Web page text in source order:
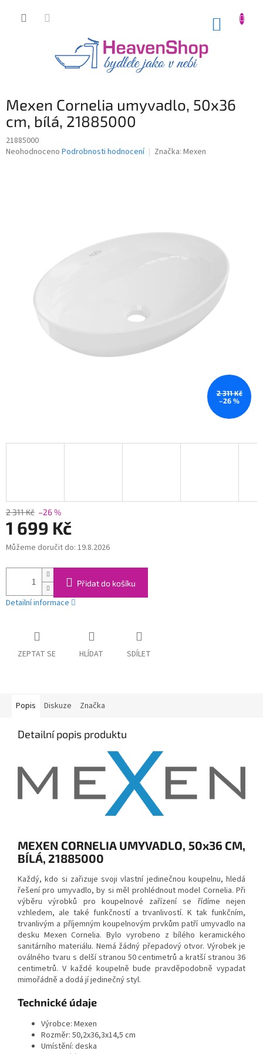
Mexen Cornelia umyvadlo, 50x36
cm, bílá, 21885000
21885000
Průměrné
Neohodnoceno Podrobnosti hodnocení Značka: Mexen
2 311 Kč
–26 %
2 311 Kč –26 %
1 699 Kč
Měrná
Můžeme doručit do: 19.8.2026
Přidat do košíku
Detailní informace
ZEPTAT SE HLÍDAT SDÍLET
Popis Diskuze Značka
Detailní popis produktu
MEXEN CORNELIA UMYVADLO, 50x36 CM,
BÍLÁ, 21885000
Každý, kdo si zařizuje svoji vlastní jedinečnou koupelnu, hledá
řešení pro umyvadlo, by si měl prohlédnout model Cornelia. Při
výběru výrobků pro koupelnové zařízení se řídíme nejen
vzhledem, ale také funkčností a trvanlivostí. K tak funkčním,
trvanlivým a příjemným koupelnovým prvkům patří umyvadlo na
desku Mexen Cornelia. Bylo vyrobeno z bílého keramického
sanitárního materiálu. Nemá žádný přepadový otvor. Výrobek je
oválného tvaru s delší stranou 50 centimetrů a kratší stranou 36
centimetrů. V každé koupelně bude pravděpodobně vypadat
mimořádně a dodá jí jedinečný styl.
Technické údaje
Výrobce: Mexen
Rozměr: 50,2x36,3x14,5 cm
Umístění: deska